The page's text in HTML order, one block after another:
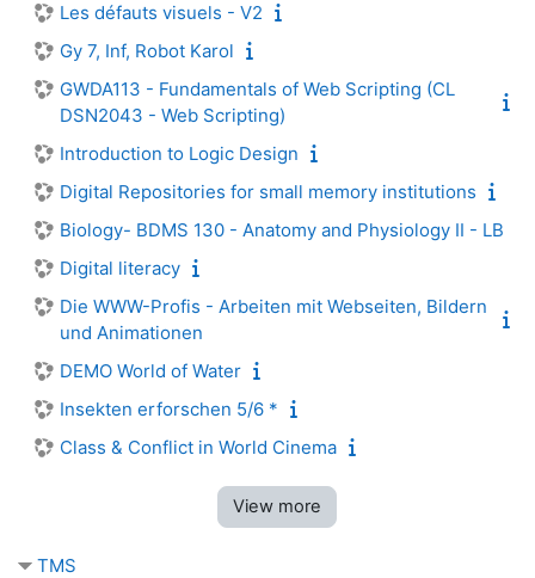
Les défauts visuels - V2
Gy 7, Inf, Robot Karol
GWDA113 - Fundamentals of Web Scripting (CL
DSN2043 - Web Scripting)
Introduction to Logic Design
Digital Repositories for small memory institutions
Biology- BDMS 130 - Anatomy and Physiology II - LB
Digital literacy
Die WWW-Profis - Arbeiten mit Webseiten, Bildern
und Animationen
DEMO World of Water
Insekten erforschen 5/6 *
Class & Conflict in World Cinema
View more
TMS